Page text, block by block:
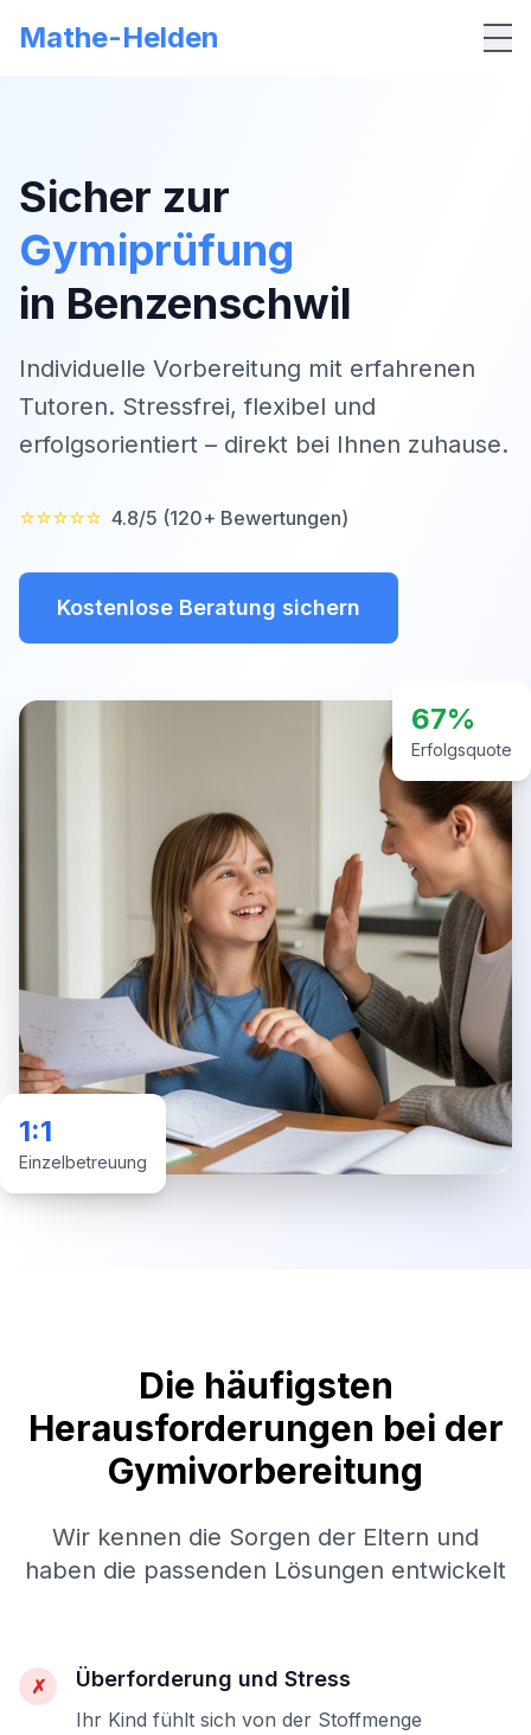
Mathe-Helden
Sicher zur
Gymiprüfung
in Benzenschwil
Individuelle Vorbereitung mit erfahrenen
Tutoren. Stressfrei, flexibel und
erfolgsorientiert – direkt bei Ihnen zuhause.
⭐⭐⭐⭐⭐ 4.8/5 (120+ Bewertungen)
Kostenlose Beratung sichern
67%
Erfolgsquote
1:1
Einzelbetreuung
Die häufigsten
Herausforderungen bei der
Gymivorbereitung
Wir kennen die Sorgen der Eltern und
haben die passenden Lösungen entwickelt
✗ Überforderung und Stress
Ihr Kind fühlt sich von der Stoffmenge